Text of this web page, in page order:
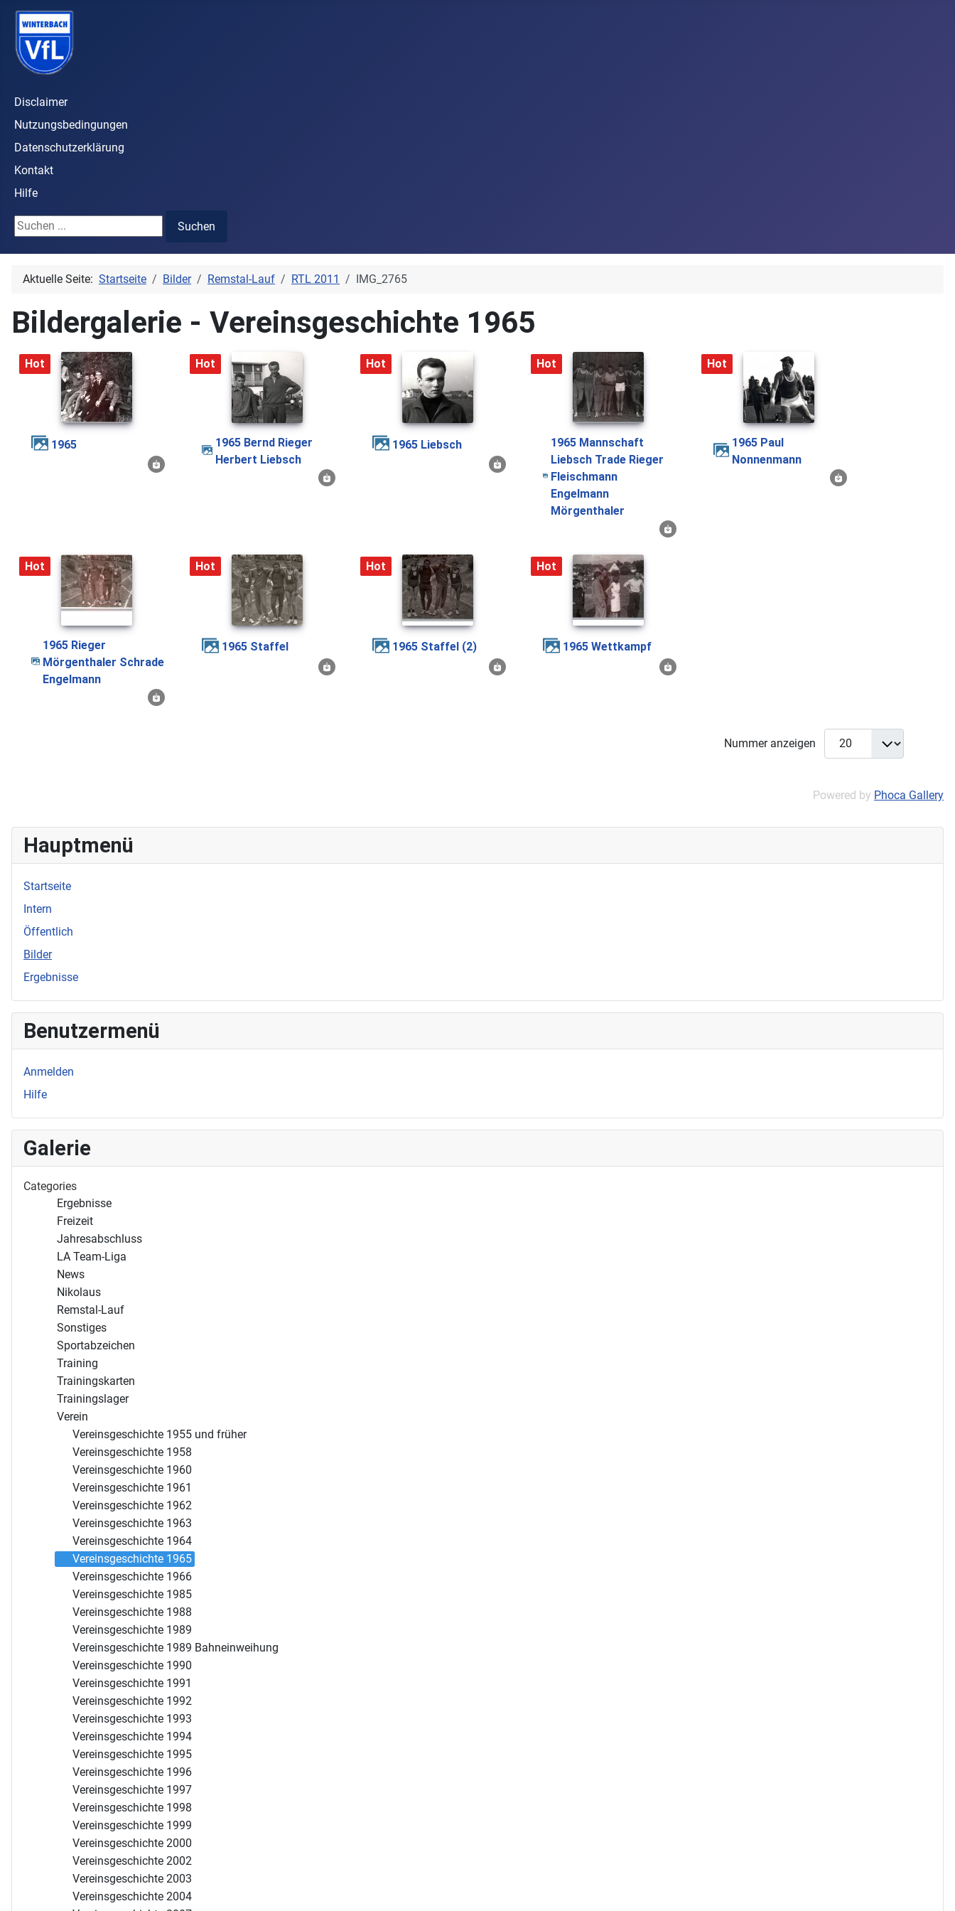
Disclaimer
Nutzungsbedingungen
Datenschutzerklärung
Kontakt
Hilfe
Suchen ...
Suchen
Hauptmenü
Startseite
Intern
Öffentlich
Bilder
Ergebnisse
Benutzermenü
Anmelden
Hilfe
Galerie
Categories
Ergebnisse
Freizeit
Jahres­abschluss
LA Team-Liga
News
Nikolaus
Remstal-Lauf
Sonstiges
Sport­abzeichen
Training
Trainings­karten
Trainings­lager
Verein
Vereinsgeschichte 1955 und früher
Vereinsgeschichte 1958
Vereinsgeschichte 1960
Vereinsgeschichte 1961
Vereinsgeschichte 1962
Vereinsgeschichte 1963
Vereinsgeschichte 1964
Vereinsgeschichte 1965
Vereinsgeschichte 1966
Vereinsgeschichte 1985
Vereinsgeschichte 1988
Vereinsgeschichte 1989
Vereinsgeschichte 1989 Bahneinweihung
Vereinsgeschichte 1990
Vereinsgeschichte 1991
Vereinsgeschichte 1992
Vereinsgeschichte 1993
Vereinsgeschichte 1994
Vereinsgeschichte 1995
Vereinsgeschichte 1996
Vereinsgeschichte 1997
Vereinsgeschichte 1998
Vereinsgeschichte 1999
Vereinsgeschichte 2000
Vereinsgeschichte 2002
Vereinsgeschichte 2003
Vereinsgeschichte 2004
Aktuelle Seite: Startseite Bilder Remstal-Lauf RTL 2011 IMG_2765
Bildergalerie - Vereinsgeschichte 1965
Hot
1965
Hot
1965 Bernd Rieger
Herbert Liebsch
Hot
1965 Liebsch
Hot
1965 Mannschaft
Liebsch Trade Rieger
Fleischmann
Engelmann
Mörgenthaler
Hot
1965 Paul
Nonnenmann
Hot
1965 Rieger
Mörgenthaler Schrade
Engelmann
Hot
1965 Staffel
Hot
1965 Staffel (2)
Hot
1965 Wettkampf
Nummer anzeigen
Powered by Phoca Gallery